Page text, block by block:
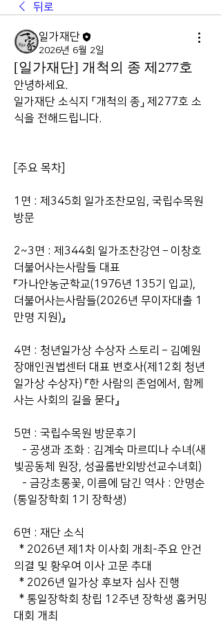
뒤로
일가재단
2026년 6월 2일
[일가재단] 개척의 종 제277호
안녕하세요.
일가재단 소식지 「개척의 종」 제277호 소
식을 전해드립니다.
[주요 목차]
1면 : 제345회 일가조찬모임, 국립수목원
방문
2~3면 : 제344회 일가조찬강연 – 이창호
더불어사는사람들 대표
『가나안농군학교(1976년 135기 입교),
더불어사는사람들(2026년 무이자대출 1
만명 지원)』
4면 : 청년일가상 수상자 스토리 – 김예원
장애인권법센터 대표 변호사(제12회 청년
일가상 수상자) 『한 사람의 존엄에서, 함께
사는 사회의 길을 묻다』
5면 : 국립수목원 방문후기
- 공생과 조화 : 김계숙 마르띠나 수녀(새
빛공동체 원장, 성골롬반외방선교수녀회)
- 금강초롱꽃, 이름에 담긴 역사 : 안명순
(통일장학회 1기 장학생)
6면 : 재단 소식
* 2026년 제1차 이사회 개최-주요 안건
의결 및 황우여 이사 고문 추대
* 2026년 일가상 후보자 심사 진행
* 통일장학회 창립 12주년 장학생 홈커밍
대회 개최